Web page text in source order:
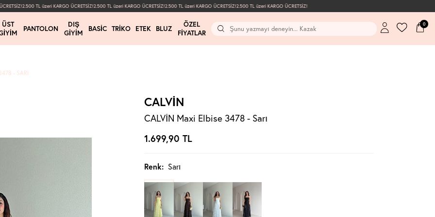
2.500 TL üzeri KARGO ÜCRETSİZ!2.500 TL üzeri KARGO ÜCRETSİZ!2.500 TL üzeri KARGO ÜCRETSİZ!2.500 TL üzeri KARGO ÜCRETSİZ!
ÜST
PANTOLON
DIŞ
GIYIM
BASIC TRIKO ETEK BLUZ
ÖZEL
FIYATLAR
0
- SARI
CALVİN
CALVİN Maxi Elbise 3478 - Sarı
1.699,90 TL
Renk: Sarı